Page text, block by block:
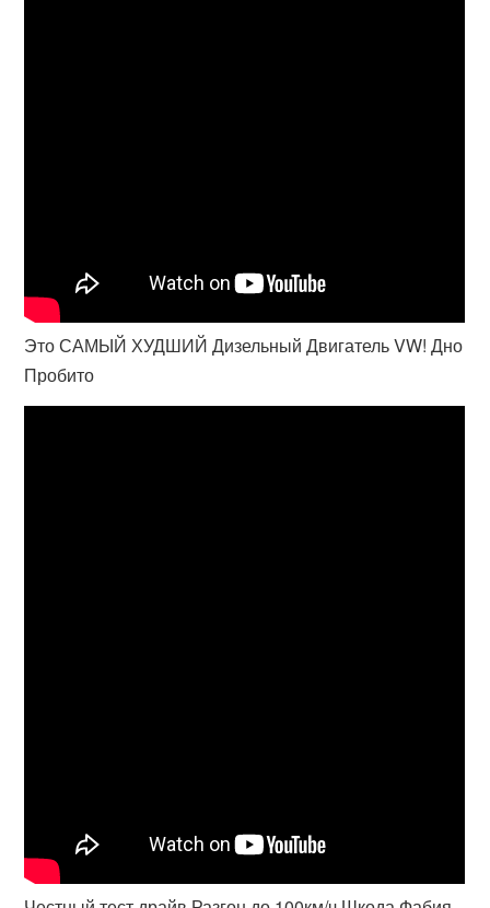
Это САМЫЙ ХУДШИЙ Дизельный Двигатель VW! Дно
Пробито